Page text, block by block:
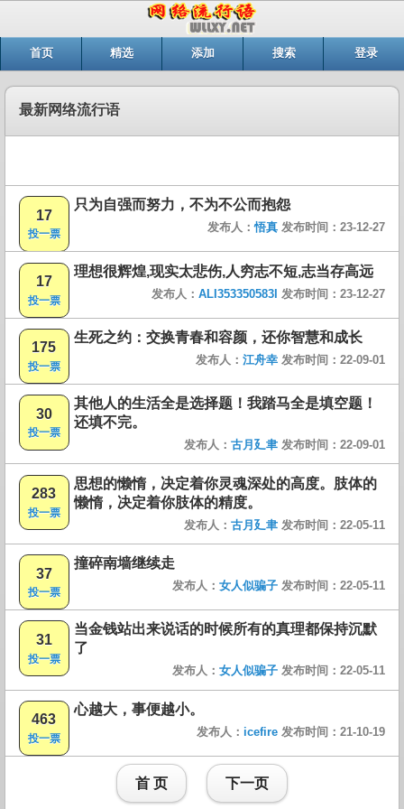
首页 精选 添加 搜索 登录
最新网络流行语
17
投一票
只为自强而努力，不为不公而抱怨
发布人：悟真 发布时间：23-12-27
17
投一票
理想很辉煌,现实太悲伤,人穷志不短,志当存高远
发布人： ALI353350583I 发布时间：23-12-27
175
投一票
生死之约：交换青春和容颜，还你智慧和成长
发布人： 江舟幸 发布时间：22-09-01
30
投一票
其他人的生活全是选择题！我踏马全是填空题！
还填不完。
发布人： 古月廴聿 发布时间：22-09-01
283
投一票
思想的懒惰，决定着你灵魂深处的高度。肢体的
懒惰，决定着你肢体的精度。
发布人： 古月廴聿 发布时间：22-05-11
37
投一票
撞碎南墙继续走
发布人： 女人似骗子 发布时间：22-05-11
31
投一票
当金钱站出来说话的时候所有的真理都保持沉默
了
发布人： 女人似骗子 发布时间：22-05-11
463
投一票
心越大，事便越小。
发布人： icefire 发布时间：21-10-19
首 页 下一页